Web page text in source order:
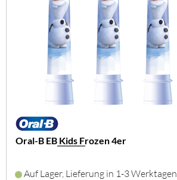
Oral-B EB Kids Frozen 4er
Auf Lager, Lieferung in 1-3 Werktagen